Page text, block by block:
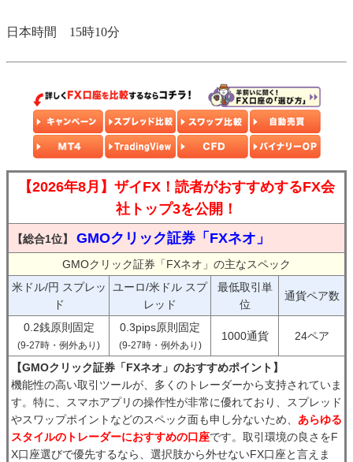
日本時間 15時10分
【2026年8月】ザイFX！読者がおすすめするFX会
社トップ3を公開！
【総合1位】 GMOクリック証券「FXネオ」
GMOクリック証券「FXネオ」の主なスペック
米ドル/円 スプレッ
ド
ユーロ/米ドル スプ
レッド
最低取引単
位
通貨ペア数
0.2銭原則固定
(9-27時・例外あり)
0.3pips原則固定
(9-27時・例外あり)
1000通貨 24ペア
【GMOクリック証券「FXネオ」のおすすめポイント】
機能性の高い取引ツールが、多くのトレーダーから支持されていま
す。特に、スマホアプリの操作性が非常に優れており、スプレッド
やスワップポイントなどのスペック面も申し分ないため、 あらゆる
スタイルのトレーダーにおすすめの口座です。取引環境の良さをF
X口座選びで優先するなら、選択肢から外せないFX口座と言えま